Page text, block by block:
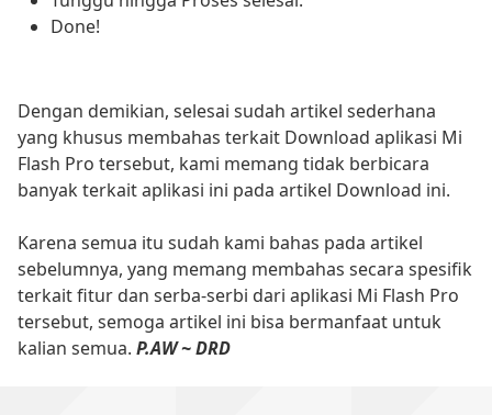
Done!
Dengan demikian, selesai sudah artikel sederhana
yang khusus membahas terkait Download aplikasi Mi
Flash Pro tersebut, kami memang tidak berbicara
banyak terkait aplikasi ini pada artikel Download ini.
Karena semua itu sudah kami bahas pada artikel
sebelumnya, yang memang membahas secara spesifik
terkait fitur dan serba-serbi dari aplikasi Mi Flash Pro
tersebut, semoga artikel ini bisa bermanfaat untuk
kalian semua. P.AW ~ DRD